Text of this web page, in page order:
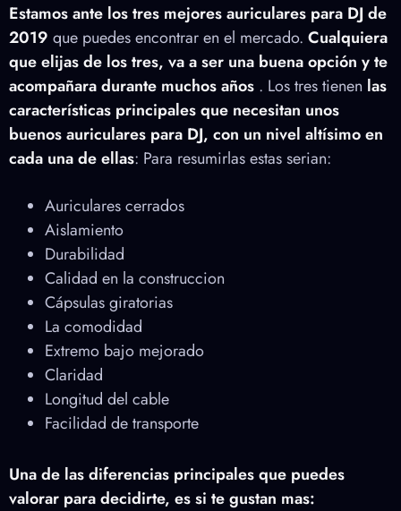
Estamos ante los tres mejores auriculares para DJ de
2019 que puedes encontrar en el mercado. Cualquiera
que elijas de los tres, va a ser una buena opción y te
acompañara durante muchos años . Los tres tienen las
características principales que necesitan unos
buenos auriculares para DJ, con un nivel altísimo en
cada una de ellas: Para resumirlas estas serian:
Auriculares cerrados
Aislamiento
Durabilidad
Calidad en la construccion
Cápsulas giratorias
La comodidad
Extremo bajo mejorado
Claridad
Longitud del cable
Facilidad de transporte
Una de las diferencias principales que puedes
valorar para decidirte, es si te gustan mas: